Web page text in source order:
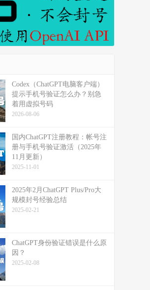
Codex（ChatGPT电脑客户端）
提示手机号验证怎么办？别急
着用虚拟号码
2026-08-06
国内ChatGPT注册教程：帐号注
册与手机号验证激活（2025年
11月更新）
2025-11-01
2025年2月ChatGPT Plus/Pro大
规模封号经验总结
2025-02-21
ChatGPT身份验证错误是什么原
因？
2025-02-08